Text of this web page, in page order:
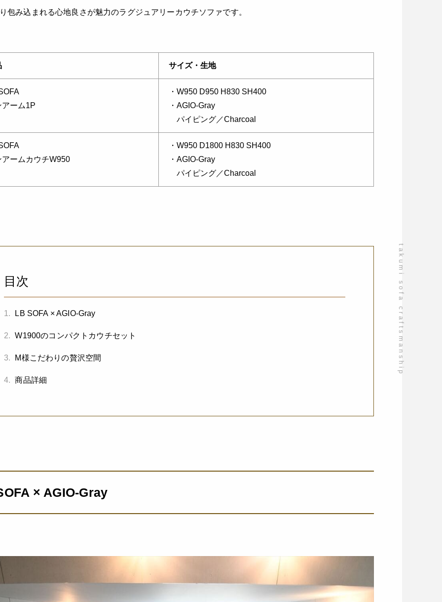
takumi sofa craftsmanship
包み込まれる心地良さが魅力のラグジュアリーカウチソファです。
サイズ・生地
アーム1P
・W950 D950 H830 SH400
・AGIO-Gray
パイピング／Charcoal
アームカウチW950
・W950 D1800 H830 SH400
・AGIO-Gray
パイピング／Charcoal
目次
1. LB SOFA × AGIO-Gray
2. W1900のコンパクトカウチセット
3. M様こだわりの贅沢空間
4. 商品詳細
× AGIO-Gray